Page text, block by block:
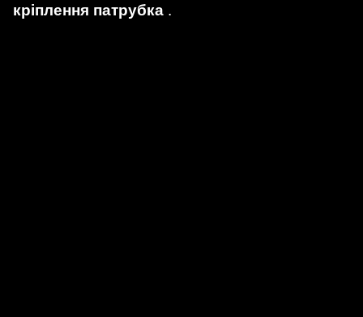
кріплення патрубка .